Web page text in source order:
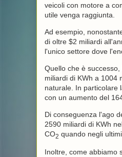
veicoli con motore a
utile venga raggiunta.
Ad esempio,
di oltre $2 miliardi
l'unico settore dove
Quello che è
miliardi di KWh a 1004
naturale. In particolare
con un aumento del
Di conseguenza l'ago
2590 miliardi di KWh
CO2 quando negli
Inoltre, come abbiamo